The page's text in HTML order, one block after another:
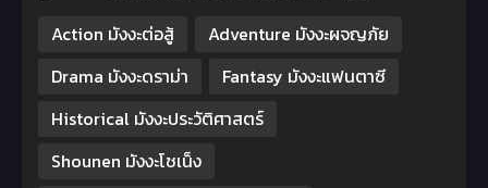
Action มังงะต่อสู้
Adventure มังงะผจญภัย
Drama มังงะดราม่า
Fantasy มังงะแฟนตาซี
Historical มังงะประวัติศาสตร์
Shounen มังงะโชเน็ง